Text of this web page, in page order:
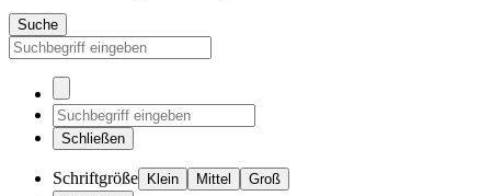
Suche
Schließen
Schriftgröße Klein Mittel
Groß